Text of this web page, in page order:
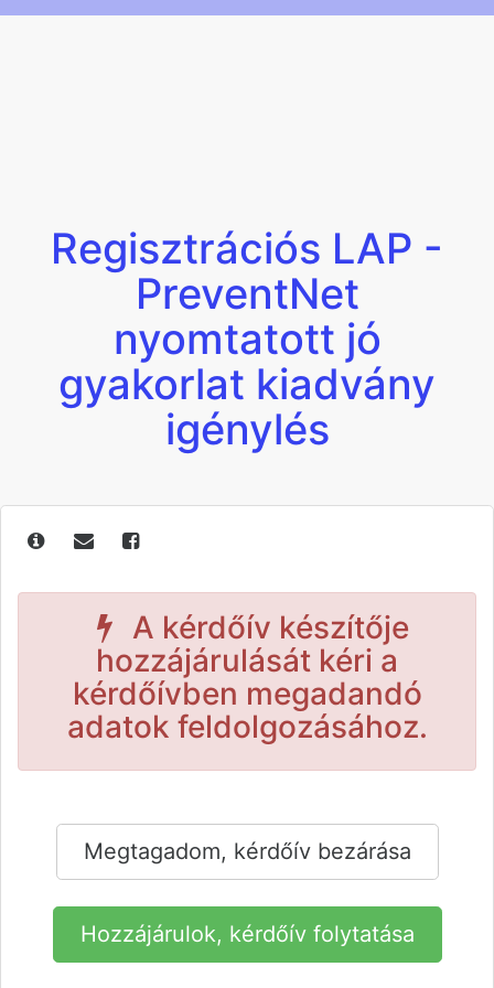
Regisztrációs LAP -
PreventNet
nyomtatott jó
gyakorlat kiadvány
igénylés
A kérdőív készítője
hozzájárulását kéri a
kérdőívben megadandó
adatok feldolgozásához.
Megtagadom, kérdőív bezárása
Hozzájárulok, kérdőív folytatása